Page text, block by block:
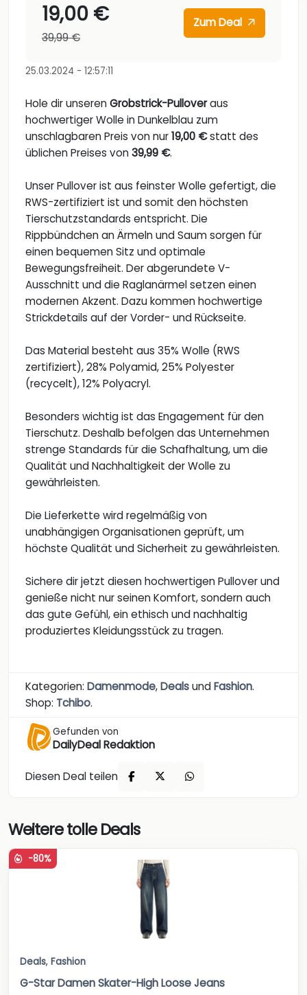
19,00 €
39,99 €
Zum Deal
25.03.2024 - 12:57:11
Hole dir unserenGrobstrick-Pulloveraus
hochwertiger Wolle in Dunkelblau zum
unschlagbaren Preis von nur19,00 €statt des
üblichen Preises von39,99 €.
Unser Pullover ist aus feinster Wolle gefertigt, die
RWS-zertifiziert ist und somit den höchsten
Tierschutzstandards entspricht. Die
Rippbündchen an Ärmeln und Saum sorgen für
einen bequemen Sitz und optimale
Bewegungsfreiheit. Der abgerundete V-
Ausschnitt und die Raglanärmel setzen einen
modernen Akzent. Dazu kommen hochwertige
Strickdetails auf der Vorder- und Rückseite.
Das Material besteht aus 35% Wolle (RWS
zertifiziert), 28% Polyamid, 25% Polyester
(recycelt), 12% Polyacryl.
Besonders wichtig ist das Engagement für den
Tierschutz. Deshalb befolgen das Unternehmen
strenge Standards für die Schafhaltung, um die
Qualität und Nachhaltigkeit der Wolle zu
gewährleisten.
Die Lieferkette wird regelmäßig von
unabhängigen Organisationen geprüft, um
höchste Qualität und Sicherheit zu gewährleisten.
Sichere dir jetzt diesen hochwertigen Pullover und
genieße nicht nur seinen Komfort, sondern auch
das gute Gefühl, ein ethisch und nachhaltig
produziertes Kleidungsstück zu tragen.
Kategorien: Damenmode,DealsundFashion.
Shop: Tchibo.
Gefunden von
DailyDeal Redaktion
Diesen Deal teilen
Weitere tolle Deals
-80%
Deals, Fashion
G-Star Damen Skater-High Loose Jeans